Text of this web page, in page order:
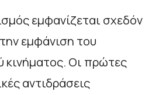
εμφανίζεται σχεδόν
εμφάνιση του
κινήματος. Οι πρώτες
αντιδράσεις